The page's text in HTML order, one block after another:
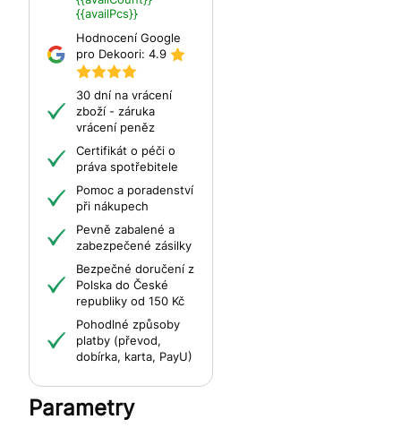
{{availPcs}}
Hodnocení Google
pro Dekoori: 4.9
30 dní na vrácení
zboží - záruka
vrácení peněz
Certifikát o péči o
práva spotřebitele
Pomoc a poradenství
při nákupech
Pevně zabalené a
zabezpečené zásilky
Bezpečné doručení z
Polska do České
republiky od 150 Kč
Pohodlné způsoby
platby (převod,
dobírka, karta, PayU)
Parametry